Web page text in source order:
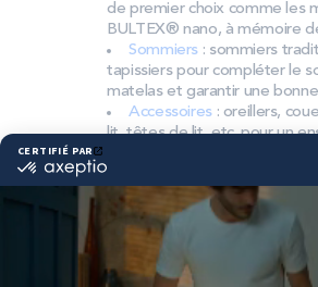
de premier choix comme les
BULTEX® nano, à mémoire
Sommiers : sommiers
tapissiers pour compléter le
matelas et garantir une
Accessoires: oreillers,
lit, têtes de lit, etc. pour un
Pourquoi choisir
comme literie ?
Bultex est la marque de literie la
les Français*. Un savoir‑faire